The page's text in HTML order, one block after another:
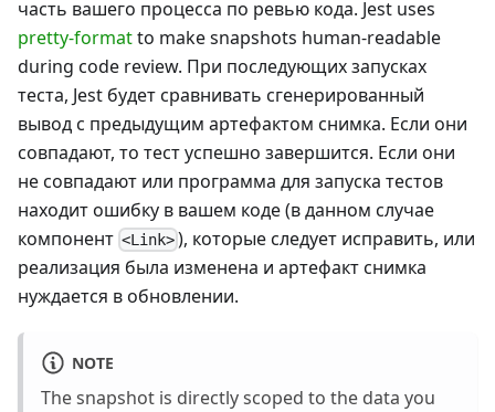
часть вашего процесса по ревью кода. Jest uses
pretty-formatto make snapshots human-readable
during code review. При последующих запусках
теста, Jest будет сравнивать сгенерированный
вывод с предыдущим артефактом снимка. Если они
совпадают, то тест успешно завершится. Если они
не совпадают или программа для запуска тестов
находит ошибку в вашем коде (в данном случае
компонент <Link> ), которые следует исправить, или
реализация была изменена и артефакт снимка
нуждается в обновлении.
NOTE
The snapshot is directly scoped to the data you